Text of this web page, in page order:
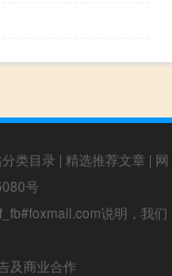
类目录 | 精选推荐文章 | 网
号
说明，我们
及商业合作